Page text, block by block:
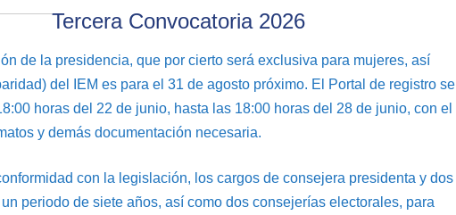
Tercera Convocatoria 2026
de la presidencia, que por cierto será exclusiva para mujeres, así
del IEM es para el 31 de agosto próximo. El Portal de registro se
horas del 22 de junio, hasta las 18:00 horas del 28 de junio, con el
y demás documentación necesaria.
con la legislación, los cargos de consejera presidenta y dos
periodo de siete años, así como dos consejerías electorales, para